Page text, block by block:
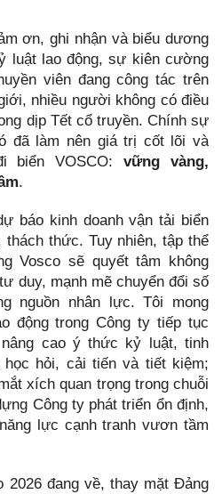
ơn, ghi nhận và biểu dương
luật lao động, sự kiên cường
viên đang công tác trên
nhiều người không có điều
dịp Tết cổ truyền. Chính sự
đã làm nên giá trị cốt lõi và
biển VOSCO:vững vàng,
.
báo kinh doanh vận tải biển
thách thức. Tuy nhiên, tập thể
Vosco sẽ quyết tâm không
duy, mạnh mẽ chuyển đổi số
nguồn nhân lực. Tôi mong
động trong Công ty tiếp tục
cao ý thức kỷ luật, tinh
hỏi, cải tiến và tiết kiệm;
xích quan trọng trong chuỗi
Công ty phát triển ổn định,
lực cạnh tranh vươn tầm
2026 đang về, thay mặt Đảng